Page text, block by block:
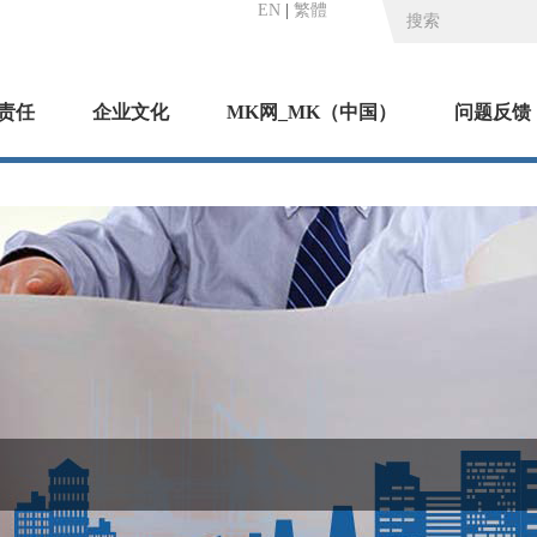
EN 繁體
任 企业文化 MK网_MK（中国） 问题反馈